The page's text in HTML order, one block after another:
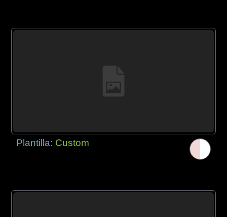
Plantilla: Custom